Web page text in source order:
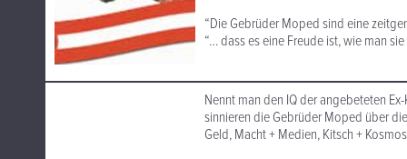
“Die Gebrüder Moped sind eine
“… dass es eine Freude ist, wie man
Nennt man den IQ der angebeteten
sinnieren die Gebrüder Moped über
Geld, Macht + Medien, Kitsch +